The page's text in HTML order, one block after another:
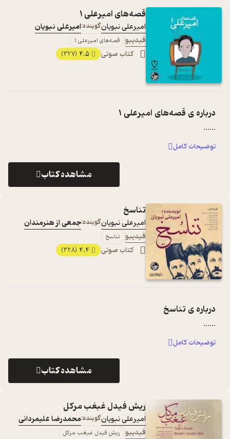
قصه‌های امیرعلی ۱
امیرعلی نبویانگوینده:امیرعلی نبویان
فیدیبو
قصه‌های امیرعلی ۱
کتاب صوتی 4.5
(327)
درباره ی قصه‌های امیرعلی ۱
...
...
توضیحات کامل
مشاهده کتاب
تناسخ
امیرعلی نبویانگوینده:جمعی از هنرمندان
فیدیبو
تناسخ
کتاب صوتی 4.4
(328)
درباره یتناسخ
...
...
توضیحات کامل
مشاهده کتاب
ریش فیدل غبغب مرکل
امیرعلی نبویانگوینده:محمدرضا علیمردانی
فیدیبو
ریش فیدل غبغب مرکل